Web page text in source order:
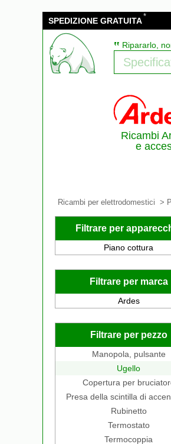
SPEDIZIONE GRATUITA*
‟ Ripararlo,
Ricambi
e
Ricambi per elettrodomestici >
Filtrare per
Piano cottura
Filtrare per marca
Ardes
Filtrare per pezzo
Manopola, pulsante
Ugello
Copertura per
Presa della scintilla di
Rubinetto
Termostato
Termocoppia